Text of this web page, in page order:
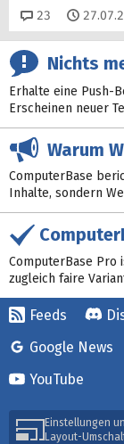
23 Kommentare
Nichts
Erhalte eine Push-
Erscheinen neuer
Warum
ComputerBase
Inhalte, sondern
ComputerBase Pro
zugleich faire
Feeds
Google News
YouTube
Einstellungen
Layout-